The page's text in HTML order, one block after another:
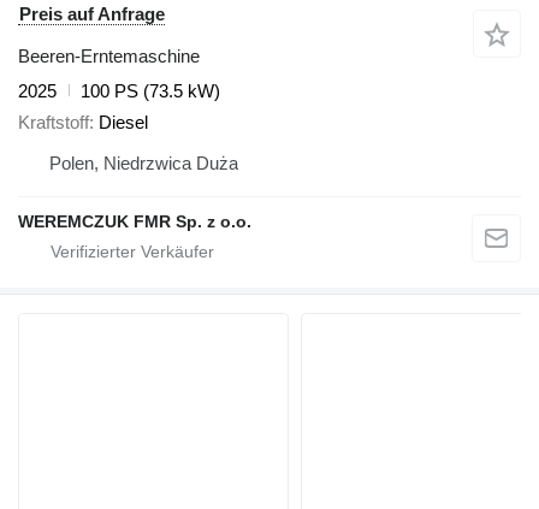
Preis auf Anfrage
Beeren-Erntemaschine
2025
100 PS (73.5 kW)
Kraftstoff Diesel
Polen, Niedrzwica Duża
WEREMCZUK FMR Sp. z o.o.